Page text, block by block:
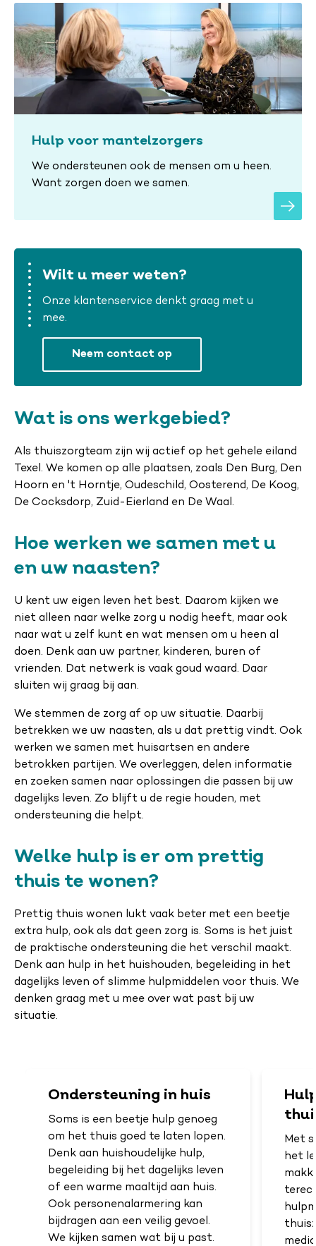
Hulp voor mantelzorgers
We ondersteunen ook de mensen om u heen.
Want zorgen doen we samen.
Wilt u meer weten?
Onze klantenservice denkt graag met u
mee.
Neem contact op
Wat is ons werkgebied?
Als thuiszorgteam zijn wij actief op het gehele eiland
Texel. We komen op alle plaatsen, zoals Den Burg, Den
Hoorn en 't Horntje, Oudeschild, Oosterend, De Koog,
De Cocksdorp, Zuid-Eierland en De Waal.
Hoe werken we samen met u
en uw naasten?
U kent uw eigen leven het best. Daarom kijken we
niet alleen naar welke zorg u nodig heeft, maar ook
naar wat u zelf kunt en wat mensen om u heen al
doen. Denk aan uw partner, kinderen, buren of
vrienden. Dat netwerk is vaak goud waard. Daar
sluiten wij graag bij aan.
We stemmen de zorg af op uw situatie. Daarbij
betrekken we uw naasten, als u dat prettig vindt. Ook
werken we samen met huisartsen en andere
betrokken partijen. We overleggen, delen informatie
en zoeken samen naar oplossingen die passen bij uw
dagelijks leven. Zo blijft u de regie houden, met
ondersteuning die helpt.
Welke hulp is er om prettig
thuis te wonen?
Prettig thuis wonen lukt vaak beter met een beetje
extra hulp, ook als dat geen zorg is. Soms is het juist
de praktische ondersteuning die het verschil maakt.
Denk aan hulp in het huishouden, begeleiding in het
dagelijks leven of slimme hulpmiddelen voor thuis. We
denken graag met u mee over wat past bij uw
situatie.
Ondersteuning in huis
Soms is een beetje hulp genoeg
om het thuis goed te laten lopen.
Denk aan huishoudelijke hulp,
begeleiding bij het dagelijks leven
of een warme maaltijd aan huis.
Ook personenalarmering kan
bijdragen aan een veilig gevoel.
We kijken samen wat bij u past.
Met
het